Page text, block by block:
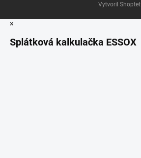
Vytvoril Shoptet
×
Splátková kalkulačka ESSOX